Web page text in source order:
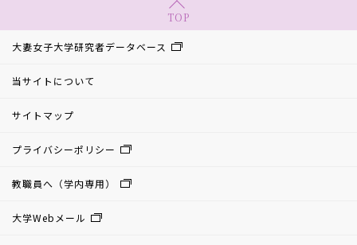
TOP
大妻女子大学研究者データベース
当サイトについて
サイトマップ
プライバシーポリシー
教職員へ（学内専用）
大学Webメール